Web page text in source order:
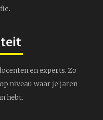
en experts. Zo
niveau waar je jaren
hebt.